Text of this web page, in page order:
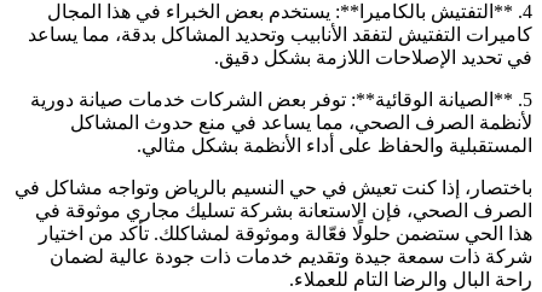
4. **التفتيش بالكاميرا**: يستخدم بعض الخبراء في هذا المجال
كاميرات التفتيش لتفقد الأنابيب وتحديد المشاكل بدقة، مما يساعد
في تحديد الإصلاحات اللازمة بشكل دقيق.
5. **الصيانة الوقائية**: توفر بعض الشركات خدمات صيانة دورية
لأنظمة الصرف الصحي، مما يساعد في منع حدوث المشاكل
المستقبلية والحفاظ على أداء الأنظمة بشكل مثالي.
باختصار، إذا كنت تعيش في حي النسيم بالرياض وتواجه مشاكل في
الصرف الصحي، فإن الاستعانة بشركة تسليك مجاري موثوقة في
هذا الحي ستضمن حلولًا فعّالة وموثوقة لمشاكلك. تأكد من اختيار
شركة ذات سمعة جيدة وتقديم خدمات ذات جودة عالية لضمان
راحة البال والرضا التام للعملاء.